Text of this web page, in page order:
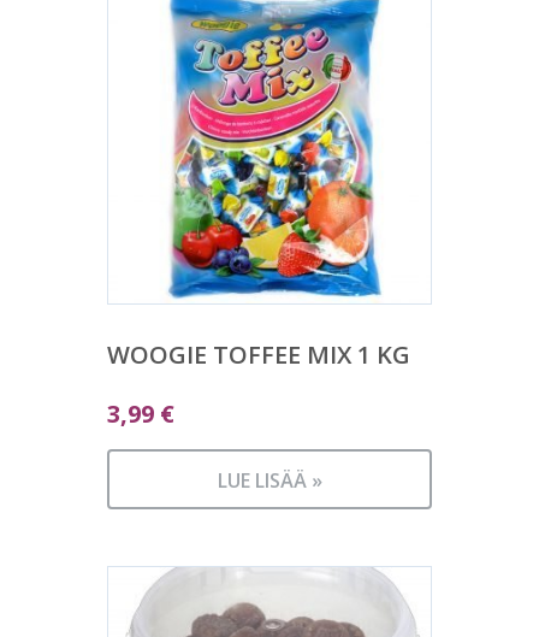
WOOGIE TOFFEE MIX 1 KG
3,99 €
LUE LISÄÄ »